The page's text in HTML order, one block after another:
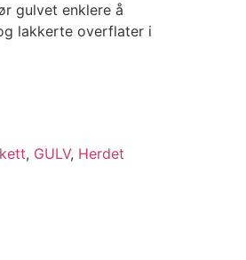
gulvet enklere å
lakkerte overflater i
, GULV, Herdet